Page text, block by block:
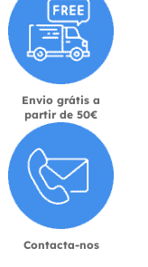
Envio grátis a
partir de 50€
Contacta-nos